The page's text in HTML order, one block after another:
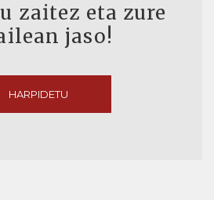
zaitez eta zure
jaso!
HARPIDETU